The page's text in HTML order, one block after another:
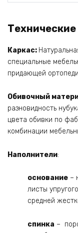
Каркас:
специальные
придающей
Обивочный
разновидность
цвета обивки по
комбинации
Наполнители:
основание –
листы
средней
спинка –